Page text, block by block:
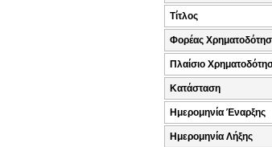
Τίτλος
Φορέας
Πλαίσιο
Κατάσταση
Ημερομηνία Έναρξης
Ημερομηνία Λήξης